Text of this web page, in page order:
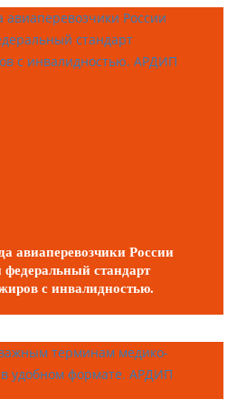
авиаперевозчики России
стандарт
с инвалидностью.